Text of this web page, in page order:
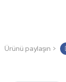
Ürünü paylaşın >